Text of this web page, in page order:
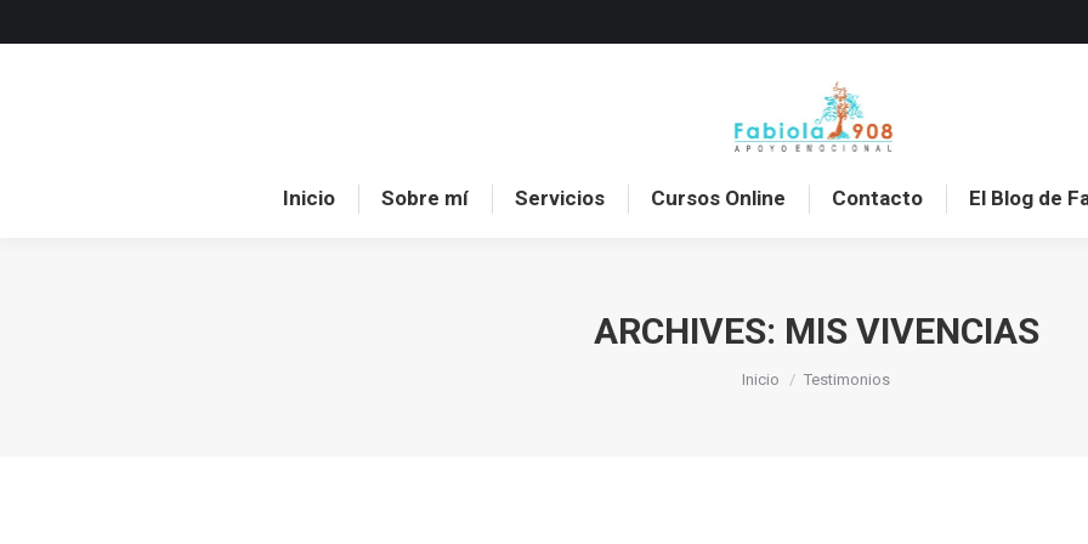
Inicio Sobre mí Servicios Cursos Online Contacto El Blog de
ARCHIVES: MIS VIVENCIAS
Estás aquí:
Inicio Testimonios
Inicio Sobre mí Servicios Cursos Online